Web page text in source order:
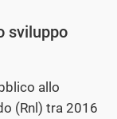
sviluppo
allo
(Rnl) tra 2016